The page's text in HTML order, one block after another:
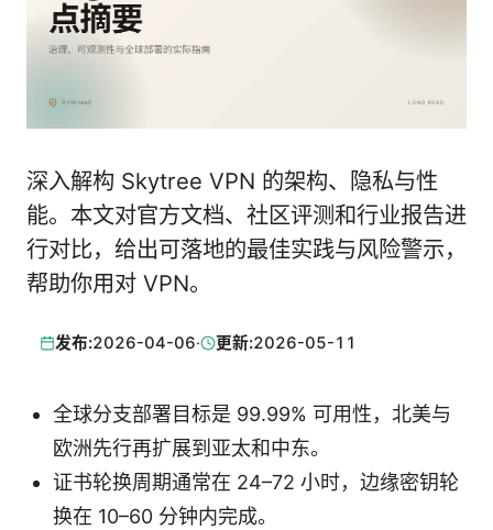
深入解构 Skytree VPN 的架构、隐私与性
能。本文对官方文档、社区评测和行业报告进
行对比，给出可落地的最佳实践与风险警示，
帮助你用对 VPN。
发布:2026-04-06· 更新:2026-05-11
全球分支部署目标是 99.99% 可用性，北美与
欧洲先行再扩展到亚太和中东。
证书轮换周期通常在 24–72 小时，边缘密钥轮
换在 10–60 分钟内完成。